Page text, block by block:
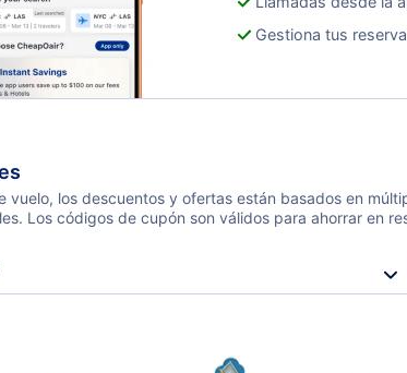
Gestiona tus
vuelo, los descuentos y ofertas están basados en
Los códigos de cupón son válidos para ahorrar en